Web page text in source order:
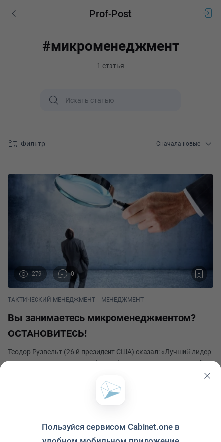
Prof-Post
#микроменеджмент
1 статья
Фильтр Сначала новые
279 0
ТАКТИЧЕСКИЙ МЕНЕДЖМЕНТ МЕНЕДЖМЕНТ
Вы занимаетесь микроменеджментом?
ОСТАНОВИТЕСЬ!
Теодор Рузвельт (26-й президент США) сказал: «Лучший̆ лидер
тот, кому хватает ума, чтобы подбирать подходящих людей
сдержанности, чтобы не вмешиваться, пока они ее
выполняют». Золотое правило лидерства гласит:
Опубликовано 12 апреля 2024
Пользуйся сервисом Cabinet.one в